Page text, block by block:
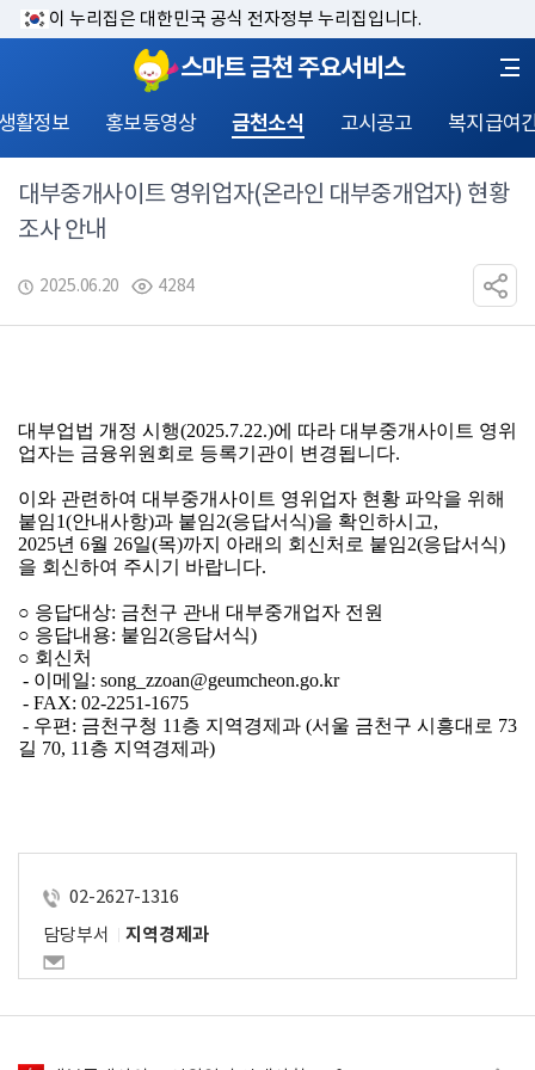
이 누리집은 대한민국 공식 전자정부 누리집입니다.
스마트 금천 주요서비스
활정보 홍보동영상 금천소식 고시공고 복지급여
대부중개사이트 영위업자(온라인 대부중개업자) 현황
조사 안내
2025.06.20 4284
대부업법 개정 시행(2025.7.22.)에 따라 대부중개사이트 영위
업자는 금융위원회로 등록기관이 변경됩니다.
이와 관련하여 대부중개사이트 영위업자 현황 파악을 위해
붙임1(안내사항)과 붙임2(응답서식)을 확인하시고,
2025년 6월 26일(목)까지 아래의 회신처로 붙임2(응답서식)
을 회신하여 주시기 바랍니다.
○ 응답대상: 금천구 관내 대부중개업자 전원
○ 응답내용: 붙임2(응답서식)
○ 회신처
- 이메일: song_zzoan@geumcheon.go.kr
- FAX: 02-2251-1675
- 우편: 금천구청 11층 지역경제과 (서울 금천구 시흥대로 73
길 70, 11층 지역경제과)
02-2627-1316
담당부서
지역경제과